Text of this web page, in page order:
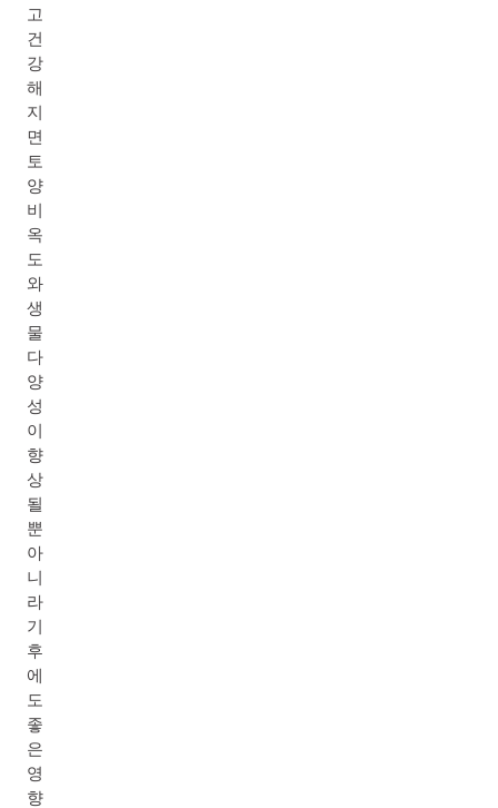
고
건
강
해
지
면
토
양
비
옥
도
와
생
물
다
양
성
이
향
상
될
뿐
아
니
라
기
후
에
도
좋
은
영
향